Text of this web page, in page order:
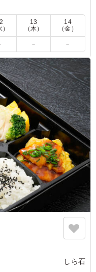
。
）
13
（木）
14
（金）
－ －
しら石